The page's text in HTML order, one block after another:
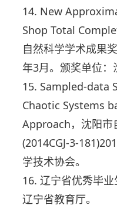
14. New
Shop Total
自然科学学术成果
年3月。颁奖单位：
15. Sampled-data
Chaotic Systems
Approach，沈阳市
(2014CGJ-3-
学技术协会。
16. 辽宁省优秀毕业
辽宁省教育厅。